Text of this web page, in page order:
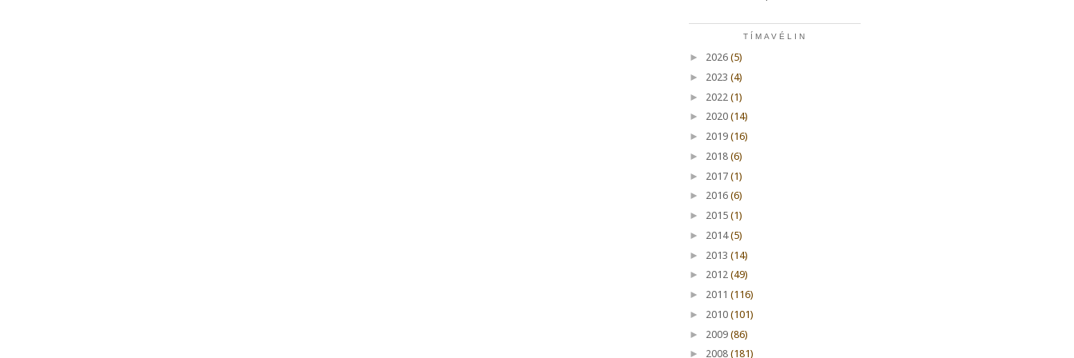
TÍMAVÉLIN
► 2026 (5)
► 2023 (4)
► 2022 (1)
► 2020 (14)
► 2019 (16)
► 2018 (6)
► 2017 (1)
► 2016 (6)
► 2015 (1)
► 2014 (5)
► 2013 (14)
► 2012 (49)
► 2011 (116)
► 2010 (101)
► 2009 (86)
► 2008 (181)